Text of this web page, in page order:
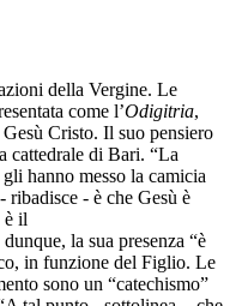
della Vergine. Le
come l’Odigitria,
Cristo. Il suo pensiero
cattedrale di Bari. “La
hanno messo la camicia
ribadisce - è che Gesù è
è il
la sua presenza “è
in funzione del Figlio. Le
sono un “catechismo”